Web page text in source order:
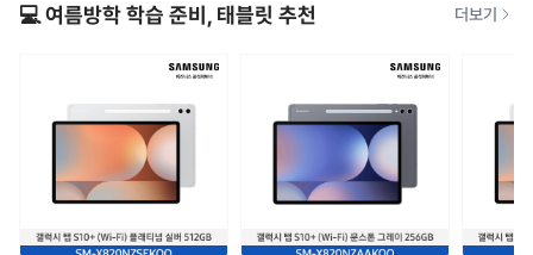
💻 여름방학 학습 준비, 태블릿 추천 더보기